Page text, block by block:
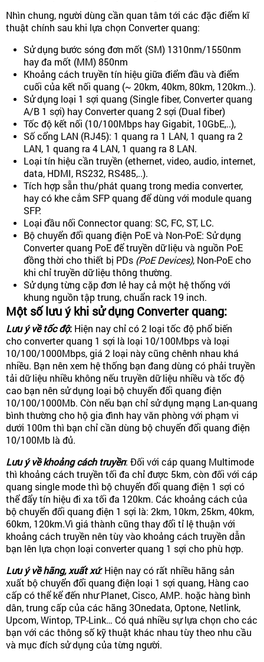
Nhìn chung, người dùng cần quan tâm tới các đặc điểm kĩ
thuật chính sau khi lựa chọn Converter quang:
Sử dụng bước sóng đơn mốt (SM) 1310nm/1550nm
hay đa mốt (MM) 850nm
Khoảng cách truyền tín hiệu giữa điểm đầu và điểm
cuối của kết nối quang (~ 20km, 40km, 80km, 120km..).
Sử dụng loại 1 sợi quang (Single fiber, Converter quang
A/B 1 sợi) hay Converter quang 2 sợi (Dual fiber)
Tốc độ kết nối (10/100Mbps hay Gigabit, 10GbE,..),
Số cổng LAN (RJ45): 1 quang ra 1 LAN, 1 quang ra 2
LAN, 1 quang ra 4 LAN, 1 quang ra 8 LAN.
Loại tín hiệu cần truyền (ethernet, video, audio, internet,
data, HDMI, RS232, RS485,..).
Tích hợp sẵn thu/phát quang trong media converter,
hay có khe cắm SFP quang để dùng với module quang
SFP.
Loại đầu nối Connector quang: SC, FC, ST, LC.
Bộ chuyển đổi quang điện PoE và Non-PoE: Sử dụng
Converter quang PoE để truyền dữ liệu và nguồn PoE
đồng thời cho thiết bị PDs (PoE Devices), Non-PoE cho
khi chỉ truyền dữ liệu thông thường.
Sử dụng từng cặp đơn lẻ hay cả một hệ thống với
khung nguồn tập trung, chuẩn rack 19 inch.
Một số lưu ý khi sử dụng Converter quang:
Lưu ý về tốc độ: Hiện nay chỉ có 2 loại tốc độ phổ biến
cho converter quang 1 sợi là loại 10/100Mbps và loại
10/100/1000Mbps, giá 2 loại này cũng chênh nhau khá
nhiều. Bạn nên xem hệ thống bạn đang dùng có phải truyền
tải dữ liệu nhiều không nếu truyền dữ liệu nhiều và tốc độ
cao bạn nên sử dụng loại bộ chuyển đổi quang điện
10/100/1000Mb. Còn nếu bạn chỉ sử dụng mạng Lan-quang
bình thường cho hộ gia đình hay văn phòng với phạm vi
dưới 100m thì bạn chỉ cần dùng bộ chuyển đổi quang điện
10/100Mb là đủ.
Lưu ý về khoảng cách truyền: Đối với cáp quang Multimode
thì khoảng cách truyền tối đa chỉ được 5km, còn đối với cáp
quang single mode thì bộ chuyển đổi quang điện 1 sợi có
thể đẩy tín hiệu đi xa tối đa 120km. Các khoảng cách của
bộ chuyển đổi quang điện 1 sợi là: 2km, 10km, 25km, 40km,
60km, 120km.Vì giá thành cũng thay đổi tỉ lệ thuận với
khoảng cách truyền nên tùy vào khoảng cách truyền dẫn
bạn lên lựa chọn loại converter quang 1 sợi cho phù hợp.
Lưu ý về hãng, xuất xứ: Hiện nay có rất nhiều hãng sản
xuất bộ chuyển đổi quang điện loại 1 sợi quang, Hàng cao
cấp có thể kể đến như Planet, Cisco, AMP.. hoặc hàng bình
dân, trung cấp của các hãng 3Onedata, Optone, Netlink,
Upcom, Wintop, TP-Link… Có quá nhiều sự lựa chọn cho các
bạn với các thông số kỹ thuật khác nhau tùy theo nhu cầu
và mục đích sử dụng của từng người.